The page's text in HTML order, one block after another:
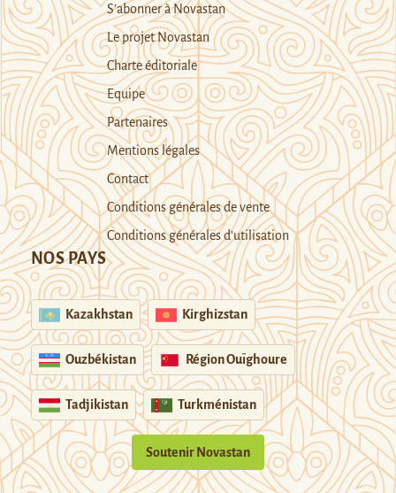
S’abonner à Novastan
Le projet Novastan
Charte éditoriale
Equipe
Partenaires
Mentions légales
Contact
Conditions générales de vente
Conditions générales d’utilisation
NOS PAYS
Kazakhstan Kirghizstan
Ouzbékistan Région Ouïghoure
Tadjikistan Turkménistan
Soutenir Novastan